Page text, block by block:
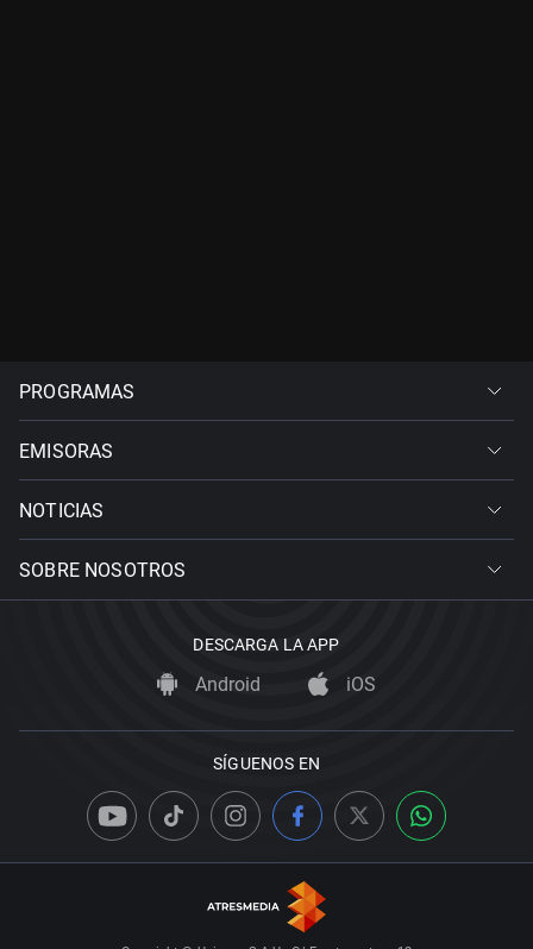
PROGRAMAS
EMISORAS
NOTICIAS
SOBRE NOSOTROS
DESCARGA LA APP
Android iOS
SÍGUENOS EN